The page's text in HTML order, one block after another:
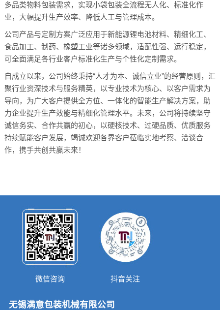
多品类物料包装需求，实现小袋包装全流程无人化、标准化作
业，大幅提升生产效率、降低人工与管理成本。
公司产品与定制方案广泛应用于新能源锂电池材料、精细化工、
食品加工、制药、橡塑工业等诸多领域，适配性强、运行稳定，
可全面满足各行业客户标准化生产与个性化定制需求。
自成立以来，公司始终秉持“人才为本、诚信立业”的经营原则，汇
聚行业资深技术与服务精英，以专业技术为核心、以客户需求为
导向，为广大客户提供全方位、一体化的智能生产解决方案，助
力企业提升生产效能与精细化管理水平。未来，公司将持续坚守
诚信务实、合作共赢的初心，以硬核技术、过硬品质、优质服务
持续赋能客户发展，竭诚欢迎各界客户莅临实地考察、洽谈合
作，携手共创共赢未来！
微信咨询 抖音关注
无锡满意包装机械有限公司